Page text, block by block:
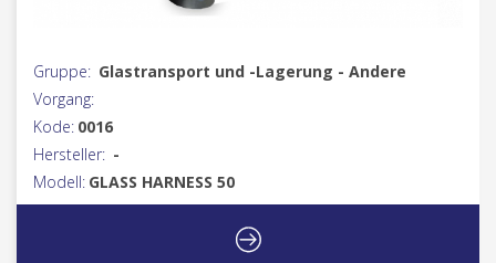
Gruppe: Glastransport und -Lagerung - Andere
Vorgang:
Kode: 0016
Hersteller: -
Modell: GLASS HARNESS 50